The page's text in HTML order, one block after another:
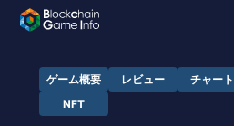
ゲーム概要 レビュー チャート
NFT